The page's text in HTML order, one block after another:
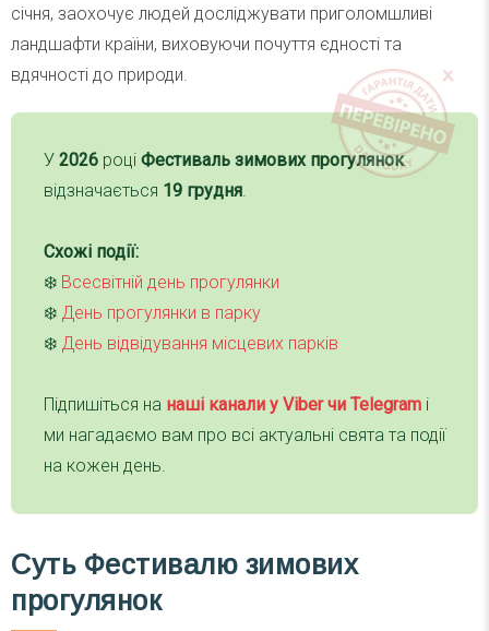
січня, заохочує людей досліджувати приголомшливі
ландшафти країни, виховуючи почуття єдності та
вдячності до природи.
У 2026 році Фестиваль зимових прогулянок
відзначається 19 грудня.
Схожі події:
❄️ Всесвітній день прогулянки
❄️ День прогулянки в парку
❄️ День відвідування місцевих парків
Підпишіться на наші канали у Viber чи Telegram і
ми нагадаємо вам про всі актуальні свята та події
на кожен день.
Суть Фестивалю зимових
прогулянок